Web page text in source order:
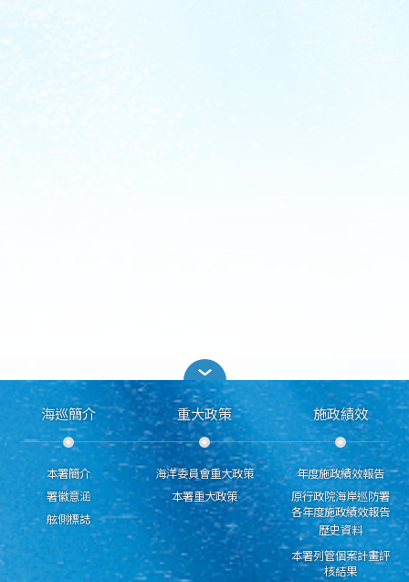
海巡簡介
本署簡介
署徽意涵
舷側標誌
重大政策
海洋委員會重大政策
本署重大政策
施政績效
年度施政績效報告
原行政院海岸巡防署
各年度施政績效報告
歷史資料
本署列管個案計畫評
核結果